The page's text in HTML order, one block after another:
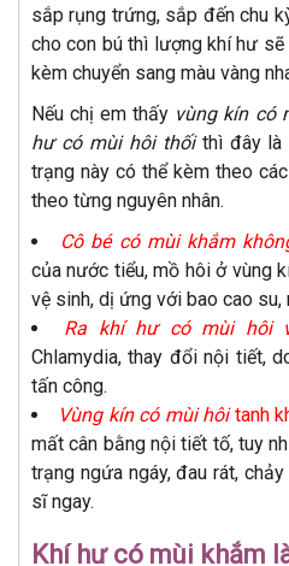
sắp rụng trứng, sắp đến chu
cho con bú thì lượng khí hư sẽ
kèm chuyển sang màu vàng
Nếu chị em thấy vùng kín có
hư có mùi hôi thốithì đây là
trạng này có thể kèm theo
theo từng nguyên nhân.
Cô bé có mùi khắm
của nước tiểu, mồ hôi ở vùng
vệ sinh, dị ứng với bao cao su,
Ra khí hư có mùi hôi
Chlamydia, thay đổi nội tiết,
tấn công.
Vùng kín có mùi hôitanh
mất cân bằng nội tiết tố, tuy
trạng ngứa ngáy, đau rát,
sĩ ngay.
Khí hư có mùi khắm